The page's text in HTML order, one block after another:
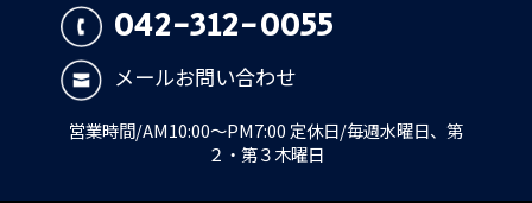
042-312-0055
メールお問い合わせ
営業時間/AM10:00～PM7:00 定休日/毎週水曜日、第
２・第３木曜日